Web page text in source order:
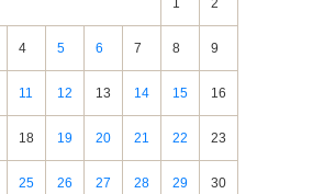
1 2
4 5 6 7 8 9
11 12 13 14 15 16
18 19 20 21 22 23
25 26 27 28 29 30